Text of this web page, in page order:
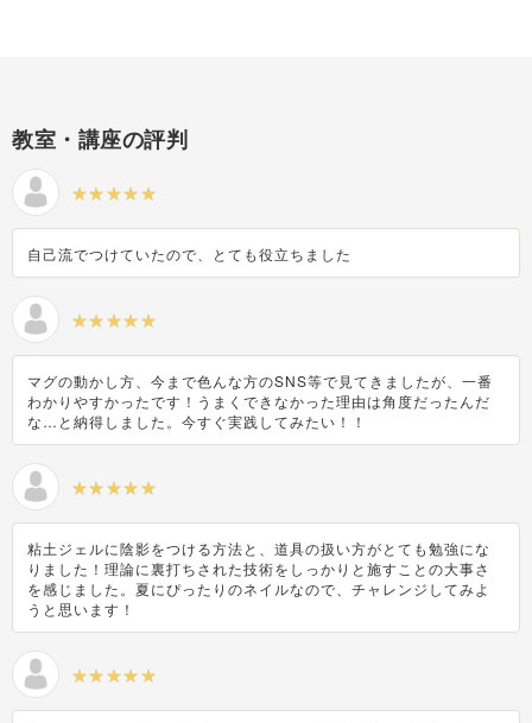
教室・講座の評判
自己流でつけていたので、とても役立ちました
マグの動かし方、今まで色んな方のSNS等で見てきましたが、一番
わかりやすかったです！うまくできなかった理由は角度だったんだ
な…と納得しました。今すぐ実践してみたい！！
粘土ジェルに陰影をつける方法と、道具の扱い方がとても勉強にな
りました！理論に裏打ちされた技術をしっかりと施すことの大事さ
を感じました。夏にぴったりのネイルなので、チャレンジしてみよ
うと思います！